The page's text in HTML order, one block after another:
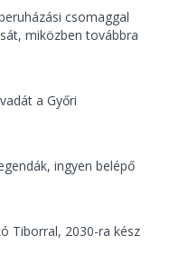
csomaggal
miközben továbbra
a Győri
ingyen belépő
Tiborral, 2030-ra kész